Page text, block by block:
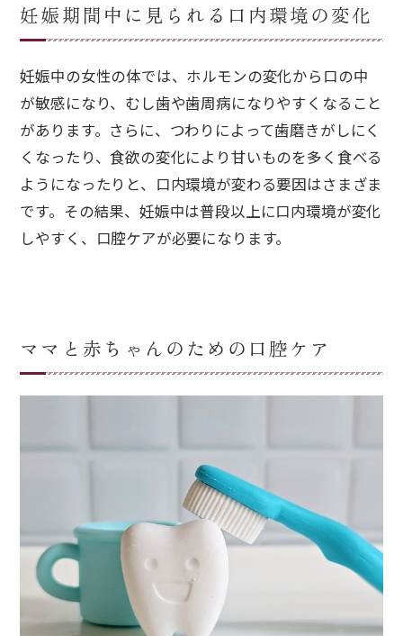
妊娠期間中に見られる口内環境の変化
妊娠中の女性の体では、ホルモンの変化から口の中
が敏感になり、むし歯や歯周病になりやすくなること
があります。さらに、つわりによって歯磨きがしにく
くなったり、食欲の変化により甘いものを多く食べる
ようになったりと、口内環境が変わる要因はさまざま
です。その結果、妊娠中は普段以上に口内環境が変化
しやすく、口腔ケアが必要になります。
ママと赤ちゃんのための口腔ケア